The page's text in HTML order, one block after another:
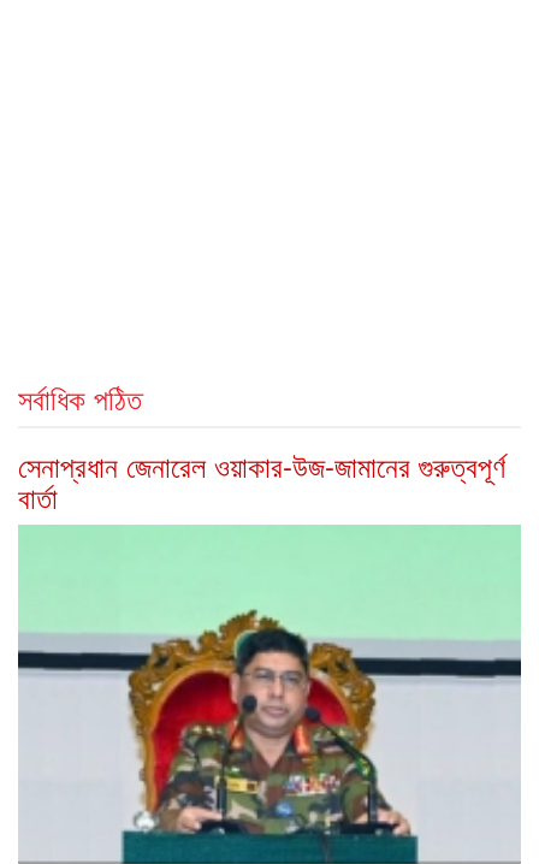
সর্বাধিক পঠিত
সেনাপ্রধান জেনারেল ওয়াকার-উজ-জামানের গুরুত্বপূর্ণ
বার্তা